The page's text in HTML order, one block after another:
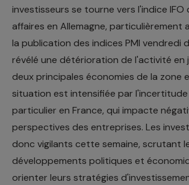
investisseurs se tourne vers l'indice IFO
affaires en Allemagne, particulièrement
la publication des indices PMI vendredi
révélé une détérioration de l'activité en
deux principales économies de la zone
situation est intensifiée par
particulier en France, qui impacte
perspectives des entreprises. Les
donc vigilants cette semaine, scrutant
développements politiques et
orienter leurs stratégies